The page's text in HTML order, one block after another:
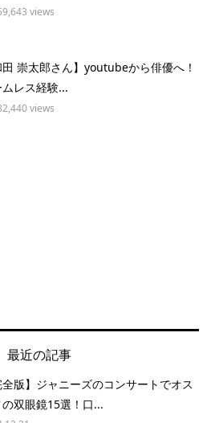
views
田 崇太郎さん】youtubeから俳優へ！
レス経験...
views
最近の記事
全版】ジャニーズのコンサートでオス
の双眼鏡15選！口...